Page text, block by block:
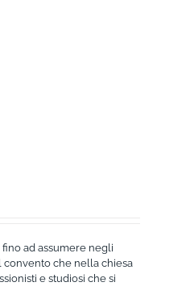
ad assumere negli
convento che nella chiesa
e studiosi che si